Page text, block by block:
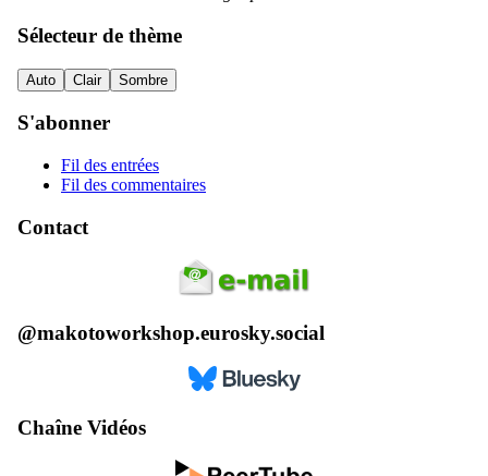
Sélecteur de thème
Auto Clair Sombre
S'abonner
Fil des entrées
Fil des commentaires
Contact
@makotoworkshop.eurosky.social
Chaîne Vidéos